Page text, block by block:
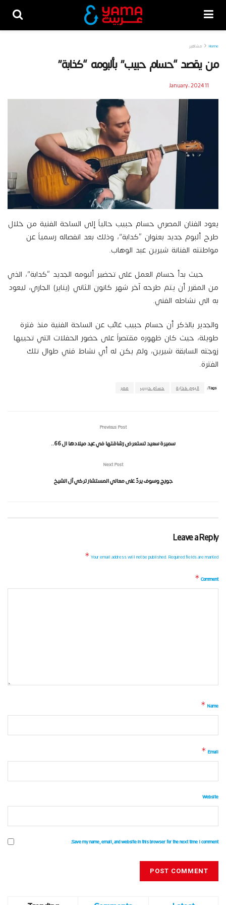
Home مشاهير
من يقصد “حسام حبيب” بألبومه “كذابة”
11 January، 2024
يعود الفنان المصري حسام حبيب حالياً إلى الساحة الفنية من خلال
طرح ألبوم جديد بعنوان “كدابة”، وذلك بعد انفصاله رسمياً عن
مواطنته الفنانة شيرين عبد الوهاب.
حيث بدأ حسام العمل على تحضير ألبومه الجديد “كدابة”، الذي
من المقرر أن يتم طرحه آخر شهر كانون الثاني (يناير) الجاري، ليعود
به الى نشاطه الفني.
والجدير بالذكر أن حسام حبيب غائب عن الساحة الفنية منذ فترة
طويلة، حيث كان ظهوره مقتصراً على حضور الحفلات التي تحييها
زوجته السابقة شيرين، ولم يكن له أي نشاط فني طوال تلك
الفترة.
Tags: البوم كذابة حسام حبيب مصر
Previous Post
سميرة سعيد تستعرض رشاقتها في عيد ميلادها ال 66..
Next Post
جورج وسوف يردّ على معالي المستشار تركي آل الشيخ
Leave a Reply
Your email address will not be published.Required fields are marked
*
Comment
*
Name
*
Email
*
Website
Save my name, email, and website in this browser for the next time I comment.